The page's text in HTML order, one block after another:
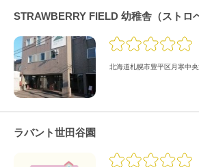
STRAWBERRY FIELD 幼稚舎（ストロ
北海道札幌市豊平区月寒中
ラバント世田谷園